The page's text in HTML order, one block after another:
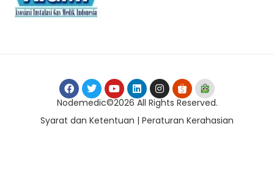
Nodemedic©2026 All Rights Reserved.
Syarat dan Ketentuan | Peraturan Kerahasian